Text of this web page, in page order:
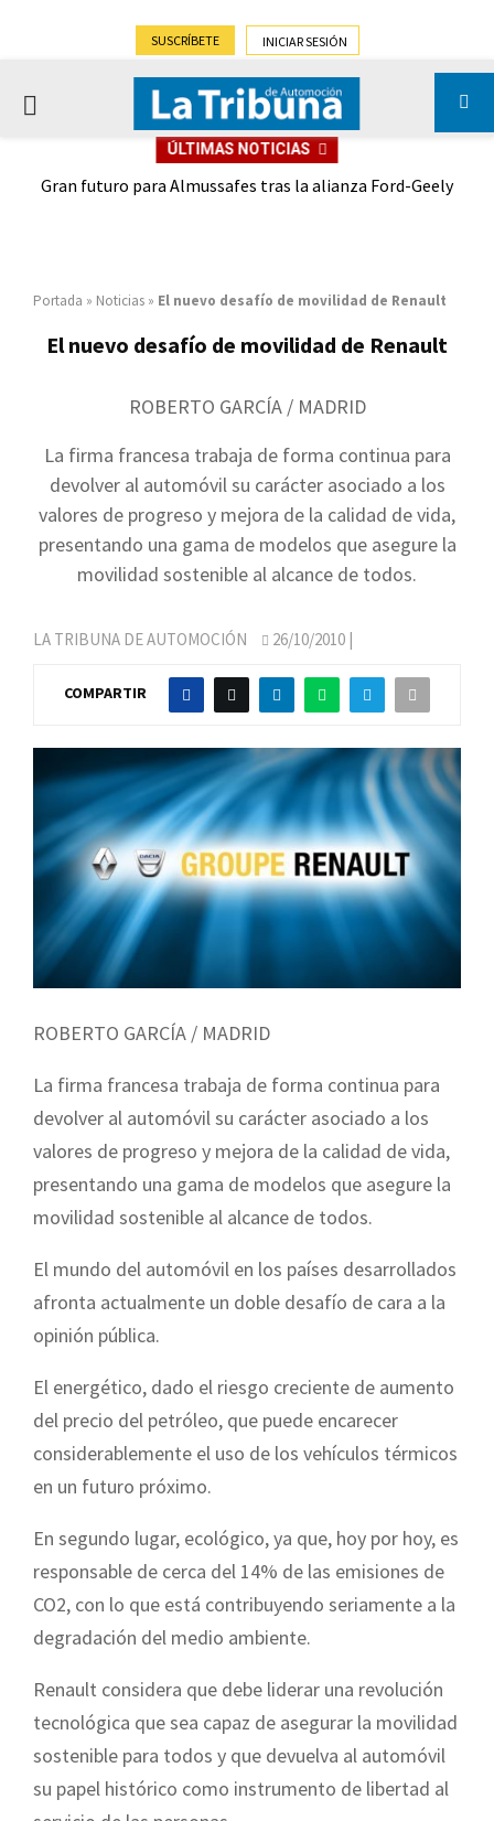
SUSCRÍBETE INICIAR SESIÓN
PRIMARY
ÚLTIMAS NOTICIAS
Gran futuro para Almussafes tras la alianza Ford-Geely
Portada » Noticias » El nuevo desafío de movilidad de Renault
El nuevo desafío de movilidad de Renault
ROBERTO GARCÍA / MADRID
La firma francesa trabaja de forma continua para
devolver al automóvil su carácter asociado a los
valores de progreso y mejora de la calidad de vida,
presentando una gama de modelos que asegure la
movilidad sostenible al alcance de todos.
LA TRIBUNA DE AUTOMOCIÓN 26/10/2010 |
COMPARTIR
ROBERTO GARCÍA / MADRID
La firma francesa trabaja de forma continua para
devolver al automóvil su carácter asociado a los
valores de progreso y mejora de la calidad de vida,
presentando una gama de modelos que asegure la
movilidad sostenible al alcance de todos.
El mundo del automóvil en los países desarrollados
afronta actualmente un doble desafío de cara a la
opinión pública.
El energético, dado el riesgo creciente de aumento
del precio del petróleo, que puede encarecer
considerablemente el uso de los vehículos térmicos
en un futuro próximo.
En segundo lugar, ecológico, ya que, hoy por hoy, es
responsable de cerca del 14% de las emisiones de
CO2, con lo que está contribuyendo seriamente a la
degradación del medio ambiente.
Renault considera que debe liderar una revolución
tecnológica que sea capaz de asegurar la movilidad
sostenible para todos y que devuelva al automóvil
su papel histórico como instrumento de libertad al